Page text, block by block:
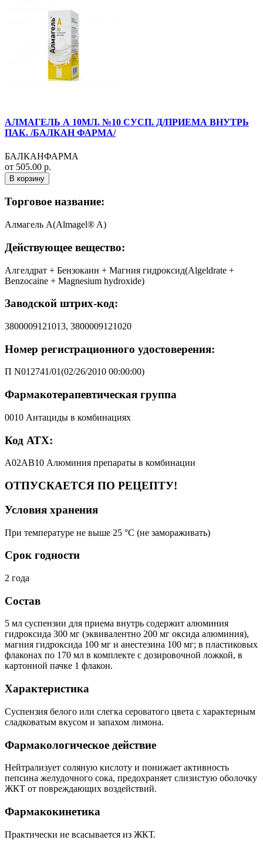
АЛМАГЕЛЬ А 10МЛ. №10 СУСП. Д/ПРИЕМА ВНУТРЬ
ПАК. /БАЛКАН ФАРМА/
БАЛКАНФАРМА
от 505.00 р.
В корзину
Торговое название:
Алмагель А(Almagel® A)
Действующее вещество:
Алгелдрат + Бензокаин + Магния гидроксид(Algeldrate +
Benzocaine + Magnesium hydroxide)
Заводской штрих-код:
3800009121013, 3800009121020
Номер регистрационного удостоверения:
П N012741/01(02/26/2010 00:00:00)
Фармакотерапевтическая группа
0010 Антациды в комбинациях
Код АТХ:
A02AB10 Алюминия препараты в комбинации
ОТПУСКАЕТСЯ ПО РЕЦЕПТУ!
Условия хранения
При температуре не выше 25 °C (не замораживать)
Срок годности
2 года
Состав
5 мл суспензии для приема внутрь содержит алюминия
гидроксида 300 мг (эквивалентно 200 мг оксида алюминия),
магния гидроксида 100 мг и анестезина 100 мг; в пластиковых
флаконах по 170 мл в комплекте с дозировочной ложкой, в
картонной пачке 1 флакон.
Характеристика
Суспензия белого или слегка сероватого цвета с характерным
сладковатым вкусом и запахом лимона.
Фармакологическое действие
Нейтрализует соляную кислоту и понижает активность
пепсина желудочного сока, предохраняет слизистую оболочку
ЖКТ от повреждающих воздействий.
Фармакокинетика
Практически не всасывается из ЖКТ.